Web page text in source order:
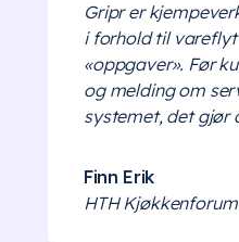
Gripr er
i forhold til
«oppgaver». Før
og melding om
systemet, det gjør
Finn Erik
HTH Kjøkkenforum